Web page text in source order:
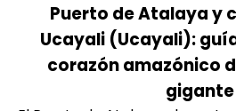
Puerto de Atalaya y
Ucayali (Ucayali):
corazón amazónico
gigante